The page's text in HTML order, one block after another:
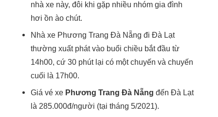
nhà xe này, đôi khi gặp nhiều nhóm gia đình
hơi ồn ào chút.
Nhà xe Phương Trang Đà Nẵng đi Đà Lạt
thường xuất phát vào buổi chiều bắt đầu từ
14h00, cứ 30 phút lại có một chuyến và chuyến
cuối là 17h00.
Giá vé xe Phương Trang Đà Nẵng đến Đà Lạt
là 285.000đ/người (tại tháng 5/2021).